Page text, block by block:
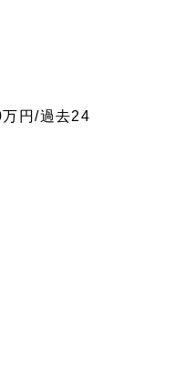
円/過去24